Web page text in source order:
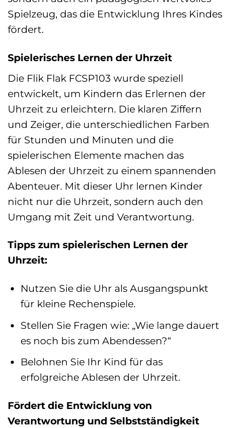
Spielzeug, das die Entwicklung Ihres Kindes
fördert.
Spielerisches Lernen der Uhrzeit
Die Flik Flak FCSP103 wurde speziell
entwickelt, um Kindern das Erlernen der
Uhrzeit zu erleichtern. Die klaren Ziffern
und Zeiger, die unterschiedlichen Farben
für Stunden und Minuten und die
spielerischen Elemente machen das
Ablesen der Uhrzeit zu einem spannenden
Abenteuer. Mit dieser Uhr lernen Kinder
nicht nur die Uhrzeit, sondern auch den
Umgang mit Zeit und Verantwortung.
Tipps zum spielerischen Lernen der
Uhrzeit:
Nutzen Sie die Uhr als Ausgangspunkt
für kleine Rechenspiele.
Stellen Sie Fragen wie: „Wie lange dauert
es noch bis zum Abendessen?“
Belohnen Sie Ihr Kind für das
erfolgreiche Ablesen der Uhrzeit.
Fördert die Entwicklung von
Verantwortung und Selbstständigkeit